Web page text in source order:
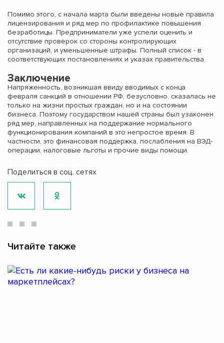
Помимо этого, с начала марта были введены новые правила
лицензирования и ряд мер по профилактике повышения
безработицы. Предприниматели уже успели оценить и
отсутствие проверок со стороны контролирующих
организаций, и уменьшенные штрафы. Полный список - в
соответствующих постановлениях и указах правительства.
Заключение
Напряженность, возникшая ввиду вводимых с конца
февраля санкций в отношении РФ, безусловно, сказалась не
только на жизни простых граждан, но и на состоянии
бизнеса. Поэтому государством нашей страны был узаконен
ряд мер, направленных на поддержание нормального
функционирования компаний в это непростое время. В
частности, это финансовая поддержка, послабления на ВЭД-
операции, налоговые льготы и прочие виды помощи.
Поделиться в соц. сетях
Читайте также